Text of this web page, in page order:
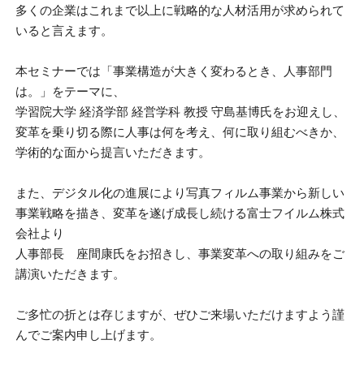
多くの企業はこれまで以上に戦略的な人材活用が求められて
いると言えます。
本セミナーでは「事業構造が大きく変わるとき、人事部門
は。」をテーマに、
学習院大学 経済学部 経営学科 教授 守島基博氏をお迎えし、
変革を乗り切る際に人事は何を考え、何に取り組むべきか、
学術的な面から提言いただきます。
また、デジタル化の進展により写真フィルム事業から新しい
事業戦略を描き、変革を遂げ成長し続ける富士フイルム株式
会社より
人事部長 座間康氏をお招きし、事業変革への取り組みをご
講演いただきます。
ご多忙の折とは存じますが、ぜひご来場いただけますよう謹
んでご案内申し上げます。